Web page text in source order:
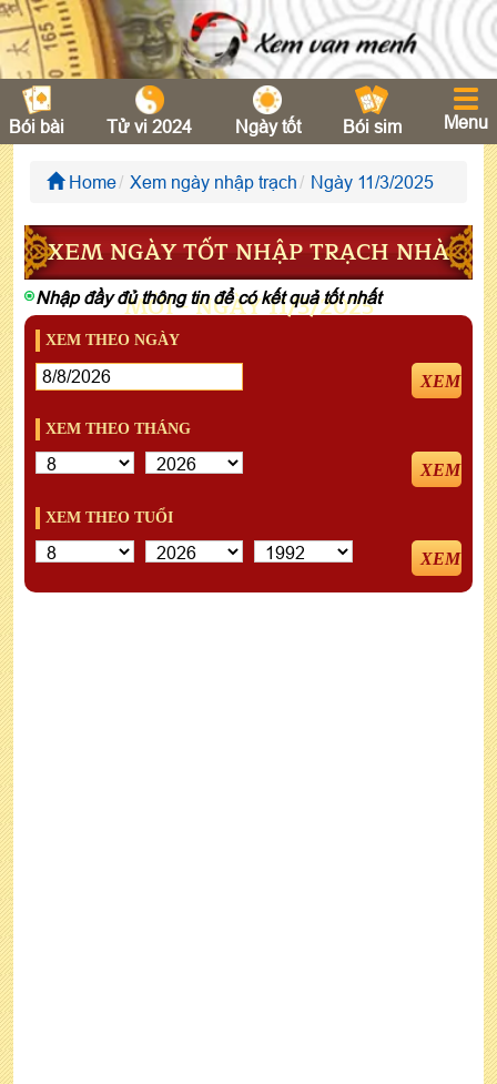
Bói bài Tử vi 2024 Ngày tốt Bói sim Menu
Home Xem ngày nhập trạch Ngày 11/3/2025
XEM NGÀY TỐT NHẬP TRẠCH NHÀ
MỚI - NGÀY 11/3/2025
Nhập đầy đủ thông tin để có kết quả tốt nhất
XEM THEO NGÀY
XEM
XEM THEO THÁNG
XEM
XEM THEO TUỔI
XEM